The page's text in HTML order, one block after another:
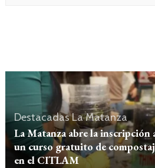
DestacadasLa Matanza
La Matanza abre la inscripción
un curso gratuito de
en el CITLAM